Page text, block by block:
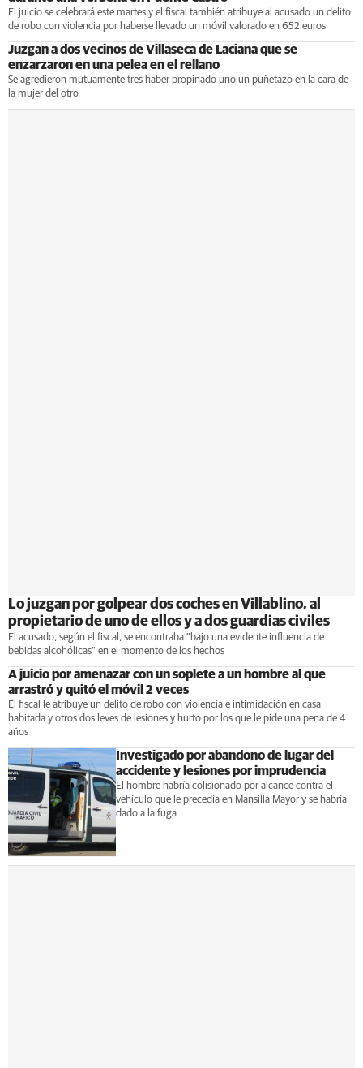
El juicio se celebrará este martes y el fiscal también atribuye al acusado un delito
de robo con violencia por haberse llevado un móvil valorado en 652 euros
Juzgan a dos vecinos de Villaseca de Laciana que se
enzarzaron en una pelea en el rellano
Se agredieron mutuamente tres haber propinado uno un puñetazo en la cara de
la mujer del otro
Lo juzgan por golpear dos coches en Villablino, al
propietario de uno de ellos y a dos guardias civiles
El acusado, según el fiscal, se encontraba "bajo una evidente influencia de
bebidas alcohólicas" en el momento de los hechos
A juicio por amenazar con un soplete a un hombre al que
arrastró y quitó el móvil 2 veces
El fiscal le atribuye un delito de robo con violencia e intimidación en casa
habitada y otros dos leves de lesiones y hurto por los que le pide una pena de 4
años
Investigado por abandono de lugar del
accidente y lesiones por imprudencia
El hombre habría colisionado por alcance contra el
vehículo que le precedía en Mansilla Mayor y se habría
dado a la fuga